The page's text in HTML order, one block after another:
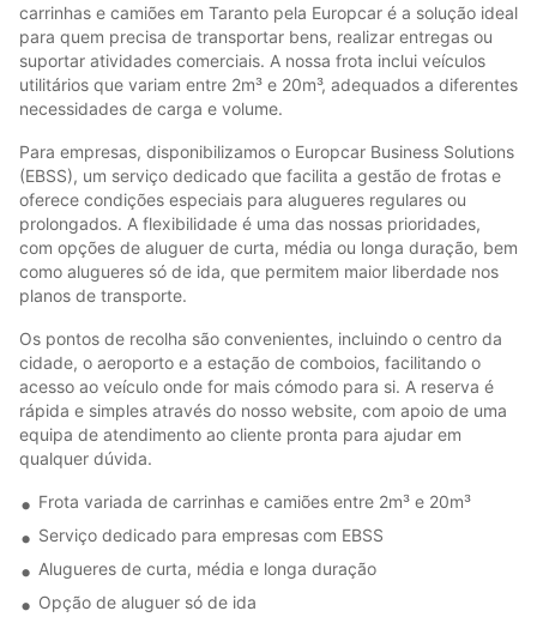
carrinhas e camiões em Taranto pela Europcar é a solução ideal
para quem precisa de transportar bens, realizar entregas ou
suportar atividades comerciais. A nossa frota inclui veículos
utilitários que variam entre 2m³ e 20m³, adequados a diferentes
necessidades de carga e volume.
Para empresas, disponibilizamos o Europcar Business Solutions
(EBSS), um serviço dedicado que facilita a gestão de frotas e
oferece condições especiais para alugueres regulares ou
prolongados. A flexibilidade é uma das nossas prioridades,
com opções de aluguer de curta, média ou longa duração, bem
como alugueres só de ida, que permitem maior liberdade nos
planos de transporte.
Os pontos de recolha são convenientes, incluindo o centro da
cidade, o aeroporto e a estação de comboios, facilitando o
acesso ao veículo onde for mais cómodo para si. A reserva é
rápida e simples através do nosso website, com apoio de uma
equipa de atendimento ao cliente pronta para ajudar em
qualquer dúvida.
Frota variada de carrinhas e camiões entre 2m³ e 20m³
Serviço dedicado para empresas com EBSS
Alugueres de curta, média e longa duração
Opção de aluguer só de ida